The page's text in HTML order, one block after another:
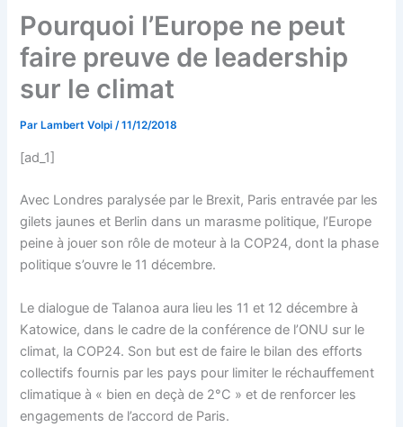
Pourquoi l’Europe ne peut
faire preuve de leadership
sur le climat
Par Lambert Volpi/11/12/2018
[ad_1]
Avec Londres paralysée par le Brexit, Paris entravée par les
gilets jaunes et Berlin dans un marasme politique, l’Europe
peine à jouer son rôle de moteur à la COP24, dont la phase
politique s’ouvre le 11 décembre.
Le dialogue de Talanoa aura lieu les 11 et 12 décembre à
Katowice, dans le cadre de la conférence de l’ONU sur le
climat, la COP24. Son but est de faire le bilan des efforts
collectifs fournis par les pays pour limiter le réchauffement
climatique à « bien en deçà de 2°C » et de renforcer les
engagements de l’accord de Paris.